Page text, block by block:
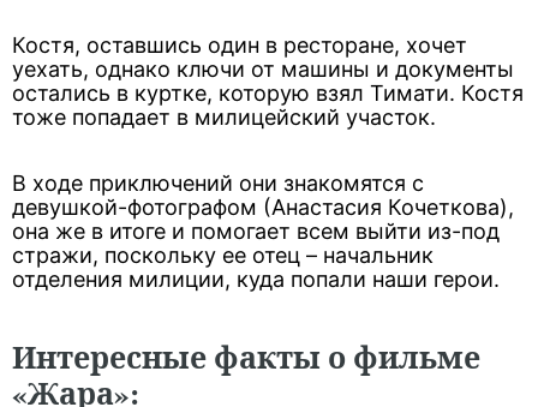
Костя, оставшись один в ресторане, хочет
уехать, однако ключи от машины и документы
остались в куртке, которую взял Тимати. Костя
тоже попадает в милицейский участок.
В ходе приключений они знакомятся с
девушкой-фотографом (Анастасия Кочеткова),
она же в итоге и помогает всем выйти из-под
стражи, поскольку ее отец – начальник
отделения милиции, куда попали наши герои.
Интересные факты о фильме
«Жара»: